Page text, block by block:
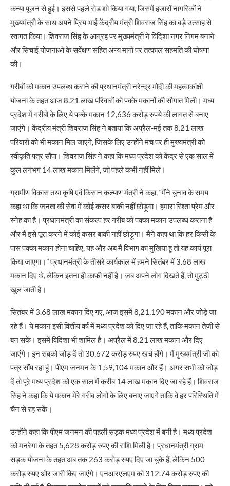
कन्या पूजन से हुई। इससे पहले रोड शो किया गया, जिसमें हजारों नागरिकों ने
मुख्यमंत्री के साथ अपने प्रिय भाई केंद्रीय मंत्री शिवराज सिंह का बड़े उत्साह से
स्वागत किया। शिवराज सिंह के आग्रह पर मुख्यमंत्री ने विदिशा नगर निगम बनाने
और सिंचाई योजनाओं के सर्वेक्षण सहित अन्य मांगों पर तत्काल सहमति की घोषणा
की।
गरीबों को मकान उपलब्‍ध कराने की प्रधानमंत्री नरेन्‍द्र मोदी की महत्वाकांक्षी
योजना के तहत आज 8.21 लाख परिवारों को पक्के मकानों की सौगात मिली। मध्य
प्रदेश में गरीबों के लिए ये पक्के मकान 12,636 करोड़ रुपये की लागत से बनाए
जाएंगे। केंद्रीय मंत्री शिवराज सिंह ने बताया कि अप्रैल-मई तक 8.21 लाख
परिवारों को भी मकान मिल जाएंगे, जिसके लिए उन्होंने मंच पर ही मुख्यमंत्री को
स्वीकृति पत्र सौंपा। शिवराज सिंह ने कहा कि मध्य प्रदेश को केंद्र से एक साल में
कुल लगभग 14 लाख मकान मिलेंगे, जो पहले कभी नहीं मिले।
ग्रामीण विकास तथा कृषि एवं किसान कल्याण मंत्री ने कहा, “मैंने चुनाव के समय
कहा था कि जनता की सेवा में कोई कसर बाकी नहीं छोड़ूंगा। हमारा रिश्ता प्रेम और
स्नेह का है। प्रधानमंत्री का संकल्प हर गरीब को पक्का मकान उपलब्‍ध कराना है
और मैं इसे पूरा करने में कोई कसर बाकी नहीं छोड़ूंगा। मैंने कहा था कि हर किसी के
पास पक्का मकान होना चाहिए, यह और अब मैं विभाग का मुखिया हूं तो यह कार्य पूरा
किया जाएगा।” प्रधानमंत्री के तीसरे कार्यकाल में हमने सितंबर में 3.68 लाख
मकान दिए थे, लेकिन इतना ही काफी नहीं है। जब अपने लोग दिखते हैं, तो मुट्ठी
खुल जाती है।
सितंबर में 3.68 लाख मकान दिए गए, आज इसमें 8,21,190 मकान और जोड़े जा
रहे हैं। ये मकान इसी वित्तीय वर्ष में मध्य प्रदेश को दिए जा रहे हैं, ताकि मकान तेजी से
बन सकें। इसमें विदिशा भी शामिल है। अप्रैल में 8.21 लाख मकान और दिए
जाएंगे। इन सबको जोड़ दें तो 30,672 करोड़ रुपए खर्च होंगे। मैं मुख्यमंत्री जी को
पत्र सौंप रहा हूं। पीएम जनमन के 1,59,104 मकान और हैं। अगर सभी को जोड़
दें तो पूरे मध्य प्रदेश को एक साल में करीब 14 लाख मकान दिए जा रहे हैं। शिवराज
सिंह ने कहा कि ये मकान मेरे गरीब लोगों के लिए बनाए जाएंगे ताकि वे हर परिस्थिति में
चैन से रह सकें।
उन्होंने कहा कि पीएम जनमन की पहली सड़क मध्य प्रदेश में बनी है। मध्य प्रदेश
को मनरेगा के तहत 5,628 करोड़ रुपए की राशि मिली है। प्रधानमंत्री ग्राम
सड़क योजना के तहत अब तक 263 करोड़ रुपए दिए जा चुके हैं, लेकिन 500
करोड़ रुपए और जारी किए जाएंगे। एनआरएलएम को 312.74 करोड़ रुपए की